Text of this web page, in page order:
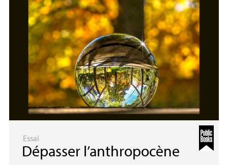
Essai
Dépasser l’anthropocène